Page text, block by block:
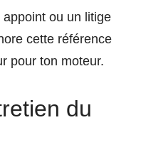
ou un litige
cette référence
pour ton moteur.
du